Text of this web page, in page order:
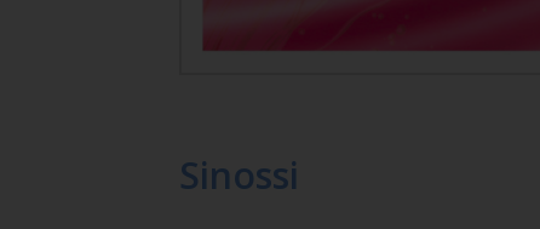
Sinossi